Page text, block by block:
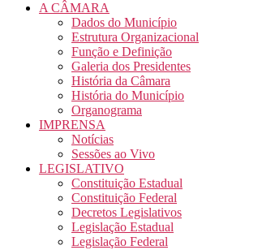
A CÂMARA
Dados do Município
Estrutura Organizacional
Função e Definição
Galeria dos Presidentes
História da Câmara
História do Município
Organograma
IMPRENSA
Notícias
Sessões ao Vivo
LEGISLATIVO
Constituição Estadual
Constituição Federal
Decretos Legislativos
Legislação Estadual
Legislação Federal